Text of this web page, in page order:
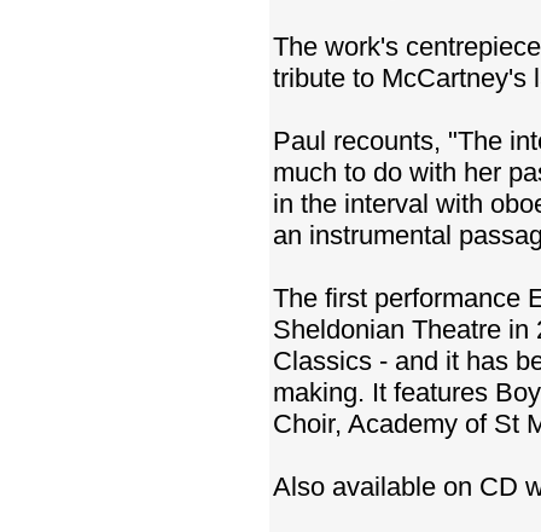
The work's
tribute to McCartney's
Paul recounts, "The
much to do with her
in the interval with
an instrumental
The first performance
Sheldonian Theatre
Classics - and it has
making. It features
Choir, Academy of St
Also available on CD